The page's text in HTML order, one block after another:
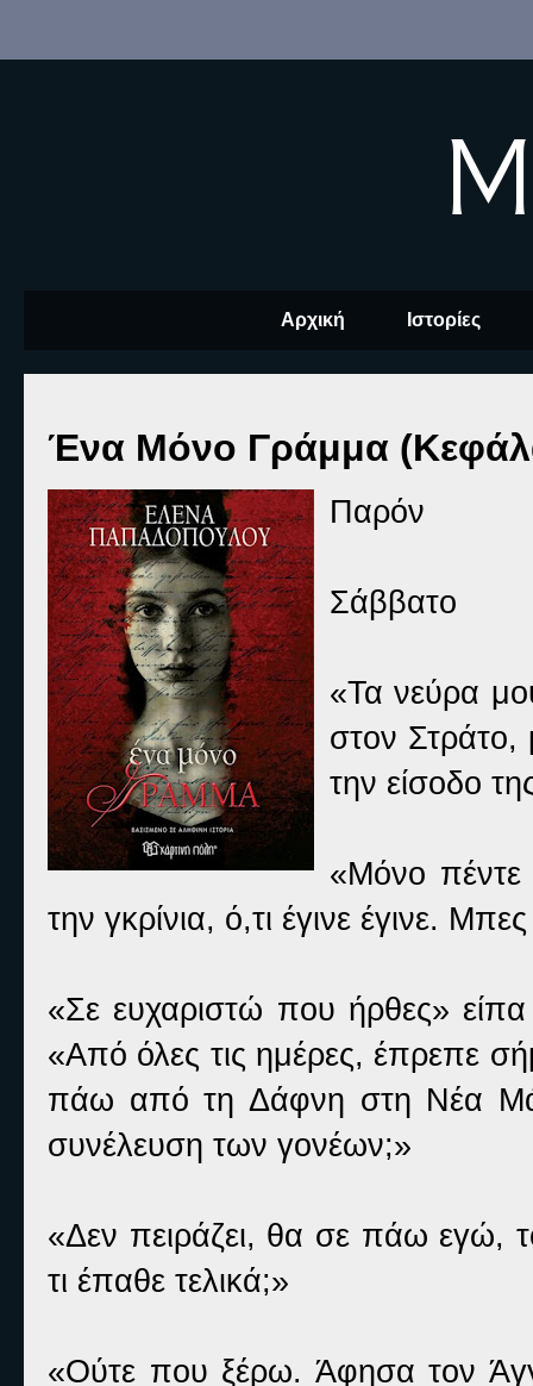
Αρχική Ιστορίες
Ένα Μόνο Γράμμα
Παρόν
Σάββατο
«Τα νεύρα
στον
την είσοδο
«Μόνο πέντε
την γκρίνια, ό,τι έγινε έγινε.
«Σε ευχαριστώ που ήρθες»
«Από όλες τις ημέρες, έπρεπε
πάω από τη Δάφνη στη Νέα
συνέλευση των γονέων;»
«Δεν πειράζει, θα σε πάω εγώ,
τι έπαθε τελικά;»
«Ούτε που ξέρω. Άφησα τον